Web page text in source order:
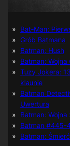
Bat-Man:
Grób Batmana
Batman: Hush
Batman: Wojna
Tuzy Jokera:
klaunie
Batman
Uwertura
Batman:
Batman #445-
Batman: